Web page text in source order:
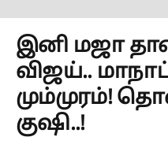
இனி மஜா
விஜய்..
மும்முரம்!
குஷி..!